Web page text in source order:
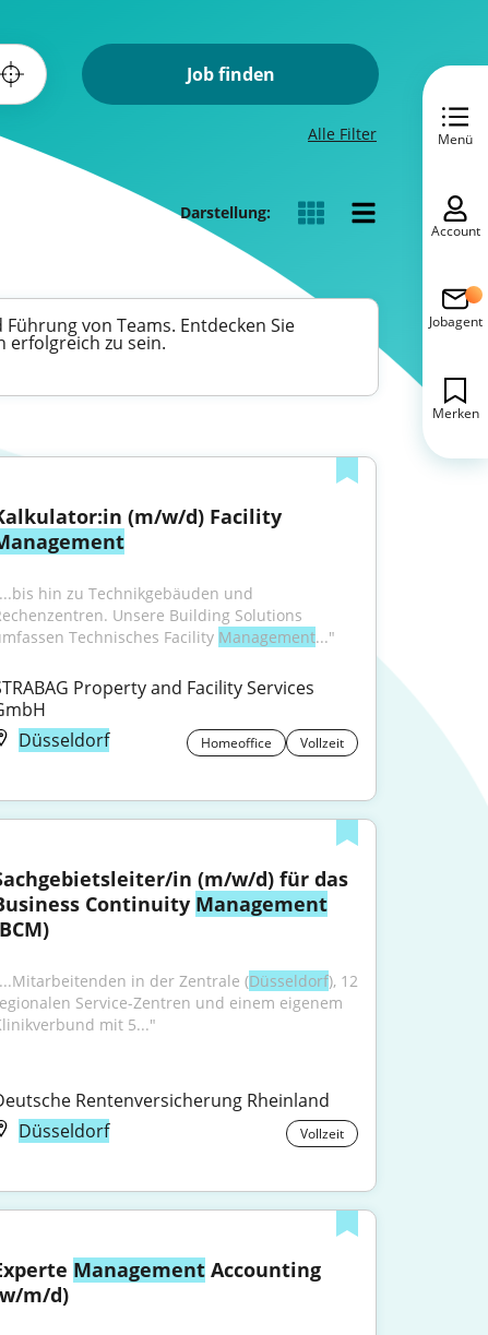
Job finden
Alle Filter
Darstellung:
von Teams. Entdecken Sie
erfolgreich zu sein.
Kalkulator:in (m/w/d) Facility
hin zu Technikgebäuden und
Unsere Building Solutions
Technisches Facility Management..."
Property and Facility Services
Düsseldorf
Homeoffice Vollzeit
in (m/w/d) für das
Continuity Management
in der Zentrale (Düsseldorf), 12
Service-Zentren und einem eigenem
mit 5..."
Rentenversicherung Rheinland
Düsseldorf
Vollzeit
Management Accounting
m/d)
Menü
Account
Jobagent
Merken